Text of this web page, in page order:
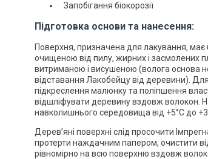
Запобігання біокорозії
Підготовка основи та нанесення:
Поверхня, призначена для лакування,
очищеною від пилу, жирних і засмолених
витриманою і висушеною (волога основа
відставання Лакобейцу від деревини).
підкреслення малюнку та поліпшення
відшліфувати деревину вздовж волокон.
навколишнього середовища від +5°C до
Дерев’яні поверхні слід просочити
протерти наждачним папером, очистити
рівномірно на всю поверхню вздовж